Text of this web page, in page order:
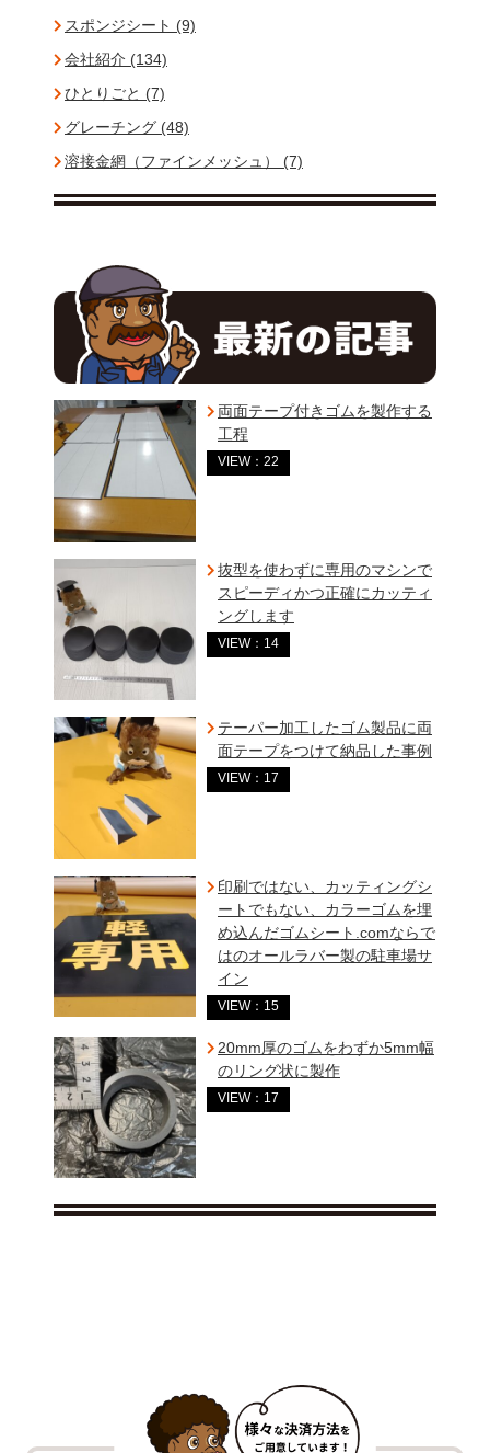
スポンジシート (9)
会社紹介 (134)
ひとりごと (7)
グレーチング (48)
溶接金網（ファインメッシュ） (7)
両面テープ付きゴムを製作する
工程
VIEW：22
抜型を使わずに専用のマシンで
スピーディかつ正確にカッティ
ングします
VIEW：14
テーパー加工したゴム製品に両
面テープをつけて納品した事例
VIEW：17
印刷ではない、カッティングシ
ートでもない、カラーゴムを埋
め込んだゴムシート.comならで
はのオールラバー製の駐車場サ
イン
VIEW：15
20mm厚のゴムをわずか5mm幅
のリング状に製作
VIEW：17